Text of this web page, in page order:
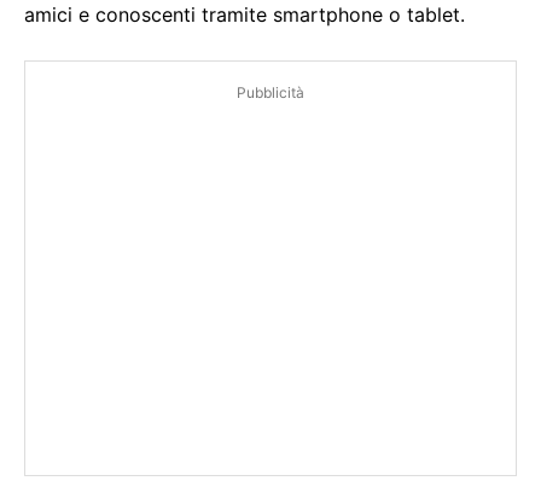
amici e conoscenti tramite smartphone o tablet.
Pubblicità